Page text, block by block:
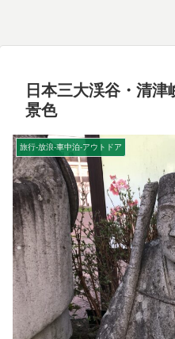
日本三大渓谷・清
景色
旅行-放浪-車中泊-アウトドア